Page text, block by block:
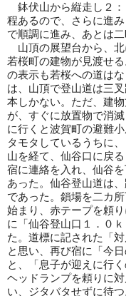
鉢伏山から縦走し２：
程あるので、さらに進
で順調に進み、あとは
山頂の展望台から、北
若桜町の建物が見渡せ
の表示も若桜への道は
は、山頂で登山道は三
本しかない。ただ、建
が、すぐに放置物で消
に行くと波賀町の避難
タモタしているうちに
山を経て、仙谷口に戻
宿に連絡を入れ、仙谷
あった。仙谷登山道は
であった。鎖場を二カ
始まり、赤テープを頼
に「仙谷登山口１．０
た。道標に記された「
と思い、再び宿に「今
と、「息子が迎えに行
ヘッドランプを頼りに
い、ジタバタせずに待